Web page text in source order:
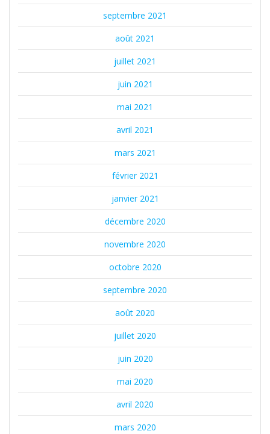
septembre 2021
août 2021
juillet 2021
juin 2021
mai 2021
avril 2021
mars 2021
février 2021
janvier 2021
décembre 2020
novembre 2020
octobre 2020
septembre 2020
août 2020
juillet 2020
juin 2020
mai 2020
avril 2020
mars 2020